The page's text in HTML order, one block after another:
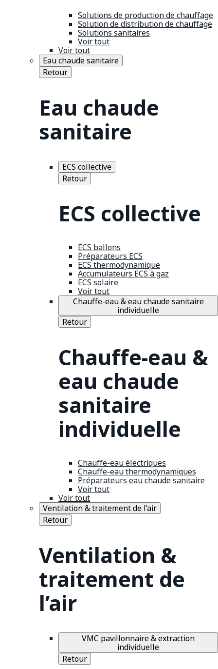
Solutions de production de chauffage
Solution de distribution de chauffage
Solutions sanitaires
Voir tout
Voir tout
Eau chaude sanitaire
Retour
Eau chaude
sanitaire
ECS collective
Retour
ECS collective
ECS ballons
Préparateurs ECS
ECS thermodynamique
Accumulateurs ECS à gaz
ECS solaire
Voir tout
Chauffe-eau & eau chaude sanitaire
individuelle
Retour
Chauffe-eau &
eau chaude
sanitaire
individuelle
Chauffe-eau électriques
Chauffe-eau thermodynamiques
Préparateurs eau chaude sanitaire
Voir tout
Voir tout
Ventilation & traitement de l’air
Retour
Ventilation &
traitement de
l’air
VMC pavillonnaire & extraction
individuelle
Retour